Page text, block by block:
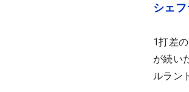
シェフ
1打差
が続い
ルラン